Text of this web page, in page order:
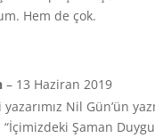
Hem de çok.
– 13 Haziran 2019
Nil Gün’ün
Şaman